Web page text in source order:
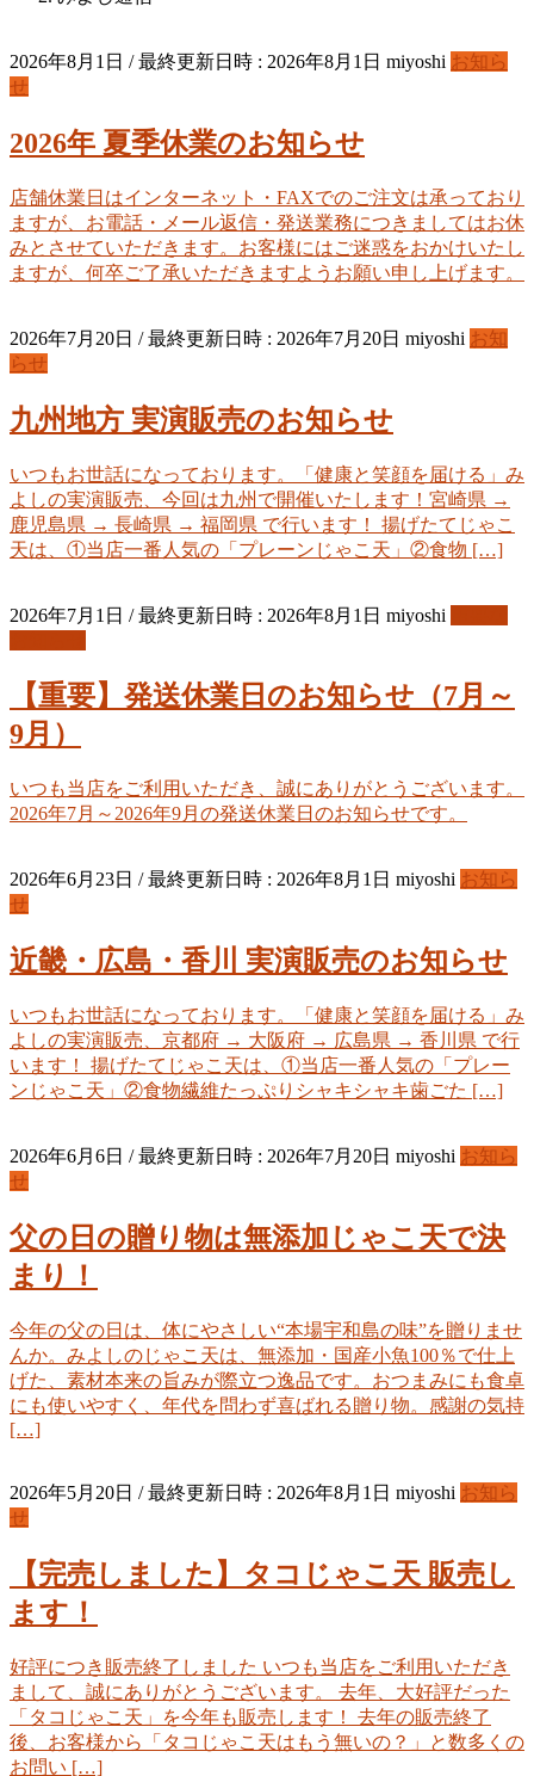
2026年8月1日 / 最終更新日時 : 2026年8月1日 miyoshi お知ら
せ
2026年 夏季休業のお知らせ
店舗休業日はインターネット・FAXでのご注文は承っており
ますが、お電話・メール返信・発送業務につきましてはお休
みとさせていただきます。お客様にはご迷惑をおかけいたし
ますが、何卒ご了承いただきますようお願い申し上げます。
2026年7月20日 / 最終更新日時 : 2026年7月20日 miyoshi お知
らせ
九州地方 実演販売のお知らせ
いつもお世話になっております。「健康と笑顔を届ける」み
よしの実演販売、今回は九州で開催いたします！宮崎県 →
鹿児島県 → 長崎県 → 福岡県 で行います！ 揚げたてじゃこ
天は、①当店一番人気の「プレーンじゃこ天」②食物 […]
2026年7月1日 / 最終更新日時 : 2026年8月1日 miyoshi
【重要】発送休業日のお知らせ（7月～
9月）
いつも当店をご利用いただき、誠にありがとうございます。
2026年7月～2026年9月の発送休業日のお知らせです。
2026年6月23日 / 最終更新日時 : 2026年8月1日 miyoshi お知ら
せ
近畿・広島・香川 実演販売のお知らせ
いつもお世話になっております。「健康と笑顔を届ける」み
よしの実演販売、京都府 → 大阪府 → 広島県 → 香川県 で行
います！ 揚げたてじゃこ天は、①当店一番人気の「プレー
ンじゃこ天」②食物繊維たっぷりシャキシャキ歯ごた […]
2026年6月6日 / 最終更新日時 : 2026年7月20日 miyoshi お知ら
せ
父の日の贈り物は無添加じゃこ天で決
まり！
今年の父の日は、体にやさしい“本場宇和島の味”を贈りませ
んか。みよしのじゃこ天は、無添加・国産小魚100％で仕上
げた、素材本来の旨みが際立つ逸品です。おつまみにも食卓
にも使いやすく、年代を問わず喜ばれる贈り物。感謝の気持
[…]
2026年5月20日 / 最終更新日時 : 2026年8月1日 miyoshi お知ら
せ
【完売しました】タコじゃこ天 販売し
ます！
好評につき販売終了しました いつも当店をご利用いただき
まして、誠にありがとうございます。 去年、大好評だった
「タコじゃこ天」を今年も販売します！ 去年の販売終了
後、お客様から「タコじゃこ天はもう無いの？」と数多くの
お問い […]